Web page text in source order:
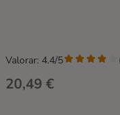
20,49 €
Valorar: 4.4/5 (